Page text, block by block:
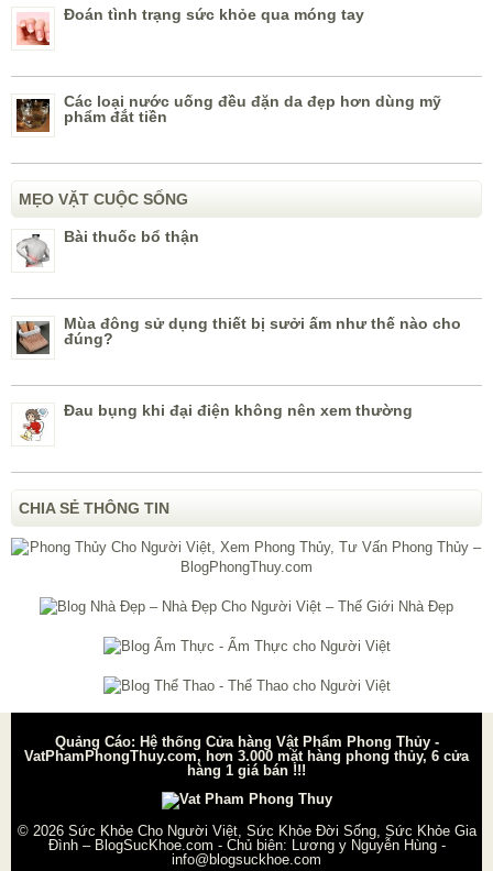
Đoán tình trạng sức khỏe qua móng tay
Các loại nước uống đều đặn da đẹp hơn dùng mỹ
phẩm đắt tiền
MẸO VẶT CUỘC SỐNG
Bài thuốc bổ thận
Mùa đông sử dụng thiết bị sưởi ấm như thế nào cho
đúng?
Đau bụng khi đại điện không nên xem thường
CHIA SẺ THÔNG TIN
Quảng Cáo: Hệ thống Cửa hàng Vật Phẩm Phong Thủy -
VatPhamPhongThuy.com, hơn 3.000 mặt hàng phong thủy, 6 cửa
hàng 1 giá bán !!!
© 2026 Sức Khỏe Cho Người Việt, Sức Khỏe Đời Sống, Sức Khỏe Gia
Đình – BlogSucKhoe.com - Chủ biên: Lương y Nguyễn Hùng-
info@blogsuckhoe.com